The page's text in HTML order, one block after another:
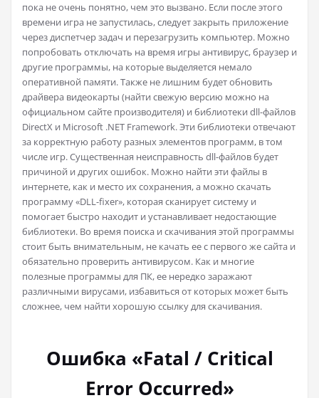
пока не очень понятно, чем это вызвано. Если после этого
времени игра не запустилась, следует закрыть приложение
через диспетчер задач и перезагрузить компьютер. Можно
попробовать отключать на время игры антивирус, браузер и
другие программы, на которые выделяется немало
оперативной памяти. Также не лишним будет обновить
драйвера видеокарты (найти свежую версию можно на
официальном сайте производителя) и библиотеки dll-файлов
DirectX и Microsoft .NET Framework. Эти библиотеки отвечают
за корректную работу разных элементов программ, в том
числе игр. Существенная неисправность dll-файлов будет
причиной и других ошибок. Можно найти эти файлы в
интернете, как и место их сохранения, а можно скачать
программу «DLL-fixer», которая сканирует систему и
помогает быстро находит и устанавливает недостающие
библиотеки. Во время поиска и скачивания этой программы
стоит быть внимательным, не качать ее с первого же сайта и
обязательно проверить антивирусом. Как и многие
полезные программы для ПК, ее нередко заражают
различными вирусами, избавиться от которых может быть
сложнее, чем найти хорошую ссылку для скачивания.
Ошибка «Fatal / Critical
Error Occurred»